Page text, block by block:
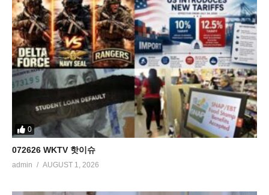
0
072626 WKTV 핫이슈
admin AUGUST 1, 2026